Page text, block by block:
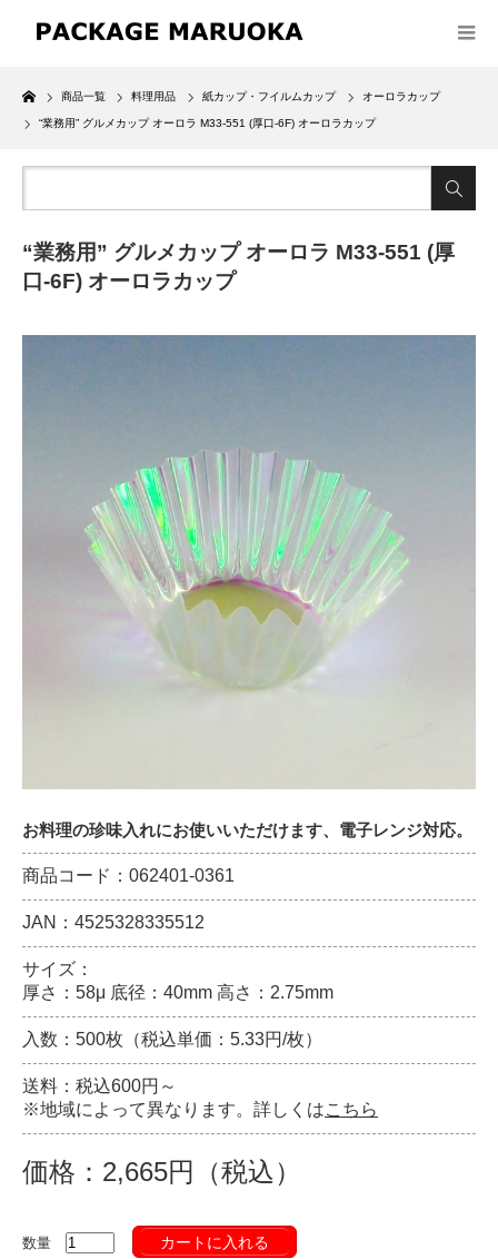
Home
商品一覧 料理用品 紙カップ・フイルムカップ オーロラカップ
“業務用” グルメカップ オーロラ M33-551 (厚口-6F) オーロラカップ
“業務用” グルメカップ オーロラ M33-551 (厚
口-6F) オーロラカップ
お料理の珍味入れにお使いいただけます、電子レンジ対応。
商品コード：062401-0361
JAN：4525328335512
サイズ：
厚さ：58μ 底径：40mm 高さ：2.75mm
入数：500枚（税込単価：5.33円/枚）
送料：税込600円～
※地域によって異なります。詳しくはこちら
価格：2,665円（税込）
数量 カートに入れる